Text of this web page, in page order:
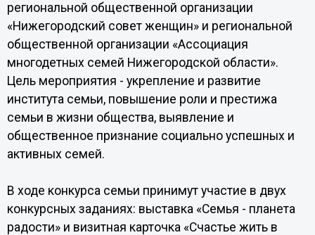
региональной общественной организации
«Нижегородский совет женщин» и региональной
общественной организации «Ассоциация
многодетных семей Нижегородской области».
Цель мероприятия - укрепление и развитие
института семьи, повышение роли и престижа
семьи в жизни общества, выявление и
общественное признание социально успешных и
активных семей.
В ходе конкурса семьи принимут участие в двух
конкурсных заданиях: выставка «Семья - планета
радости» и визитная карточка «Счастье жить в